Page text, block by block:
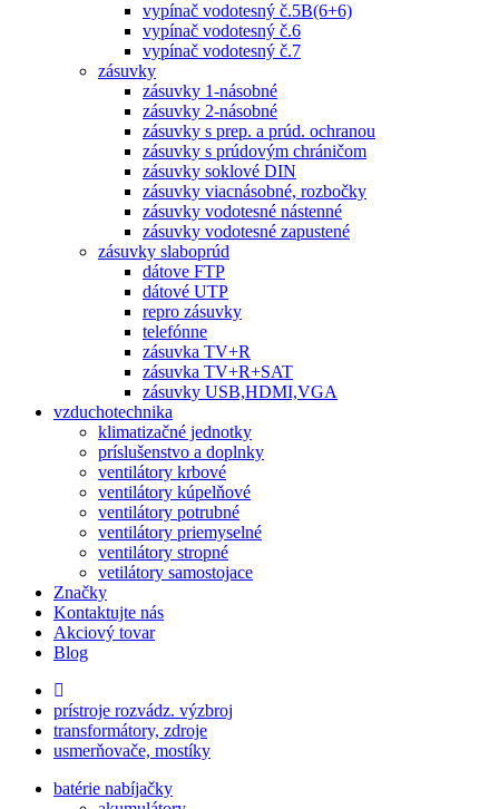
vypínač vodotesný č.5B(6+6)
vypínač vodotesný č.6
vypínač vodotesný č.7
zásuvky
zásuvky 1-násobné
zásuvky 2-násobné
zásuvky s prep. a prúd. ochranou
zásuvky s prúdovým chráničom
zásuvky soklové DIN
zásuvky viacnásobné, rozbočky
zásuvky vodotesné nástenné
zásuvky vodotesné zapustené
zásuvky slaboprúd
dátove FTP
dátové UTP
repro zásuvky
telefónne
zásuvka TV+R
zásuvka TV+R+SAT
zásuvky USB,HDMI,VGA
vzduchotechnika
klimatizačné jednotky
príslušenstvo a doplnky
ventilátory krbové
ventilátory kúpelňové
ventilátory potrubné
ventilátory priemyselné
ventilátory stropné
vetilátory samostojace
Značky
Kontaktujte nás
Akciový tovar
Blog
prístroje rozvádz. výzbroj
transformátory, zdroje
usmerňovače, mostíky
batérie nabíjačky